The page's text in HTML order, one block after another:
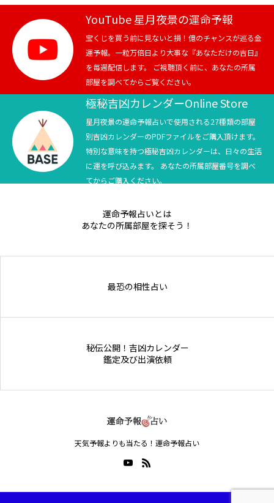
テニス
スポーツ
競馬
テニス四大大会・五輪
テニス四大大会・五輪
YouTube 星月夜景の運命予報
宝くじを買う前に見ないと損！億のチャンスが巡る金
運予報。一粒万倍日より大事な『あなただけの吉日』
を毎週配信します。 ご視聴頂く前に、あなたの所属
部屋を調べてからご覧ください。
極秘吉凶カレンダーOnline Store
星月夜景の運命予報占いで使用される27種類の部屋
別吉凶カレンダーのPDFファイルをご購入頂けます。
特別な意味を持つ極秘吉凶カレンダーは、日々の生活
に運を呼び込みます。 あなたの所属部屋番号を調べ
てからご購入ください。
運命予報占いとは
あなたの所属部屋を探そう！
最恐の相性占い
秘伝公開！吉凶カレンダー
鑑定及び出演依頼
天気予報よりも当たる！運命予報占い